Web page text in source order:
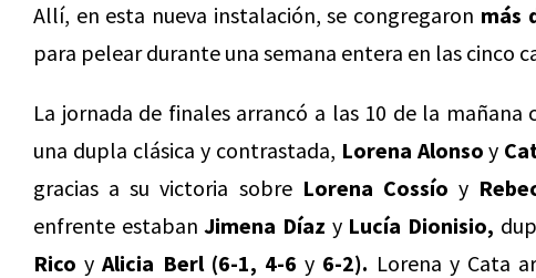
Allí, en esta nueva instalación, se congregaron más
para pelear durante una semana entera en las cinco
La jornada de finales arrancó a las 10 de la
una dupla clásica y contrastada, Lorena Alonso y
gracias a su victoria sobre Lorena Cossío y
enfrente estabanJimena Díaz y Lucía Dionisio,
RicoyAlicia Berl (6-1, 4-6 y 6-2). Lorena y Cata